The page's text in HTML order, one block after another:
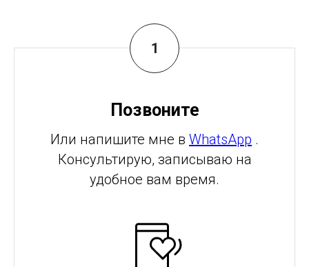
Позвоните
Или напишите мне в WhatsApp .
Консультирую, записываю на
удобное вам время.